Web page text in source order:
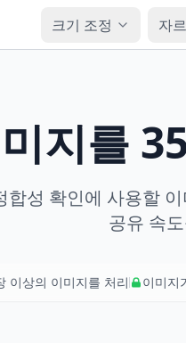
크기 조정 자
지를
합성 확인에 사용할
공유 속
이상의 이미지를 처리 이미지